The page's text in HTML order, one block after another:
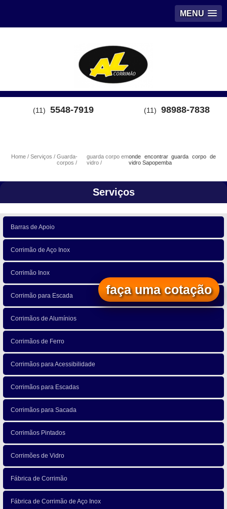
MENU
(11) 5548-7919 (11) 98988-7838
Home Serviços
Guarda-
corpos
guarda corpo em
vidro
onde encontrar guarda corpo de
vidro Sapopemba
Serviços
Barras de Apoio
Corrimão de Aço Inox
Corrimão Inox
Corrimão para Escada
Corrimãos de Alumínios
Corrimãos de Ferro
Corrimãos para Acessibilidade
Corrimãos para Escadas
Corrimãos para Sacada
Corrimãos Pintados
Corrimões de Vidro
Fábrica de Corrimão
Fábrica de Corrimão de Aço Inox
faça uma cotação